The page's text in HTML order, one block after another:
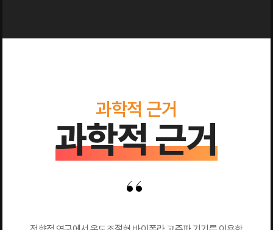
과학적 근거
과학적 근거